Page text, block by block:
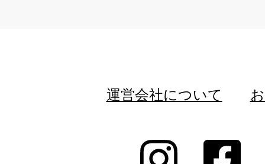
運営会社について